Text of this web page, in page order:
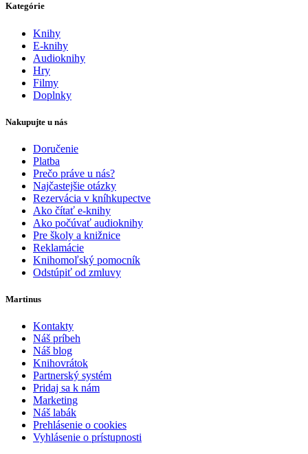
Kategórie
Knihy
E-knihy
Audioknihy
Hry
Filmy
Doplnky
Nakupujte u nás
Doručenie
Platba
Prečo práve u nás?
Najčastejšie otázky
Rezervácia v kníhkupectve
Ako čítať e-knihy
Ako počúvať audioknihy
Pre školy a knižnice
Reklamácie
Knihomoľský pomocník
Odstúpiť od zmluvy
Martinus
Kontakty
Náš príbeh
Náš blog
Knihovrátok
Partnerský systém
Pridaj sa k nám
Marketing
Náš labák
Prehlásenie o cookies
Vyhlásenie o prístupnosti